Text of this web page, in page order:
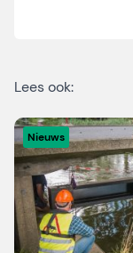
Lees ook:
Nieuws